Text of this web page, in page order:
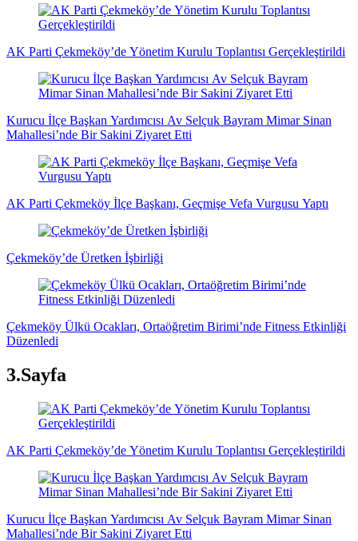
AK Parti Çekmeköy’de Yönetim Kurulu Toplantısı Gerçekleştirildi
Kurucu İlçe Başkan Yardımcısı Av Selçuk Bayram Mimar Sinan
Mahallesi’nde Bir Sakini Ziyaret Etti
AK Parti Çekmeköy İlçe Başkanı, Geçmişe Vefa Vurgusu Yaptı
Çekmeköy’de Üretken İşbirliği
Çekmeköy Ülkü Ocakları, Ortaöğretim Birimi’nde Fitness Etkinliği
Düzenledi
3.Sayfa
AK Parti Çekmeköy’de Yönetim Kurulu Toplantısı Gerçekleştirildi
Kurucu İlçe Başkan Yardımcısı Av Selçuk Bayram Mimar Sinan
Mahallesi’nde Bir Sakini Ziyaret Etti